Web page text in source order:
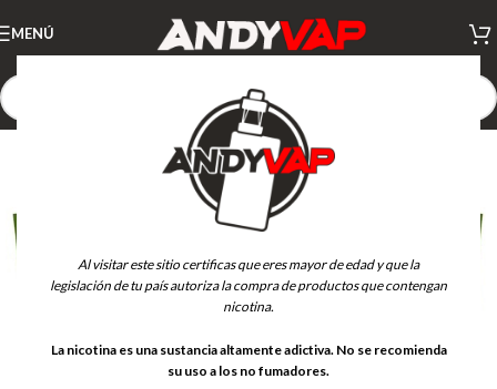
Al visitar este sitio certificas que eres mayor de edad y que la
legislación de tu país autoriza la compra de productos que contengan
nicotina.
La nicotina es una sustancia altamente adictiva. No se recomienda
su uso a los no fumadores.
MENÚ